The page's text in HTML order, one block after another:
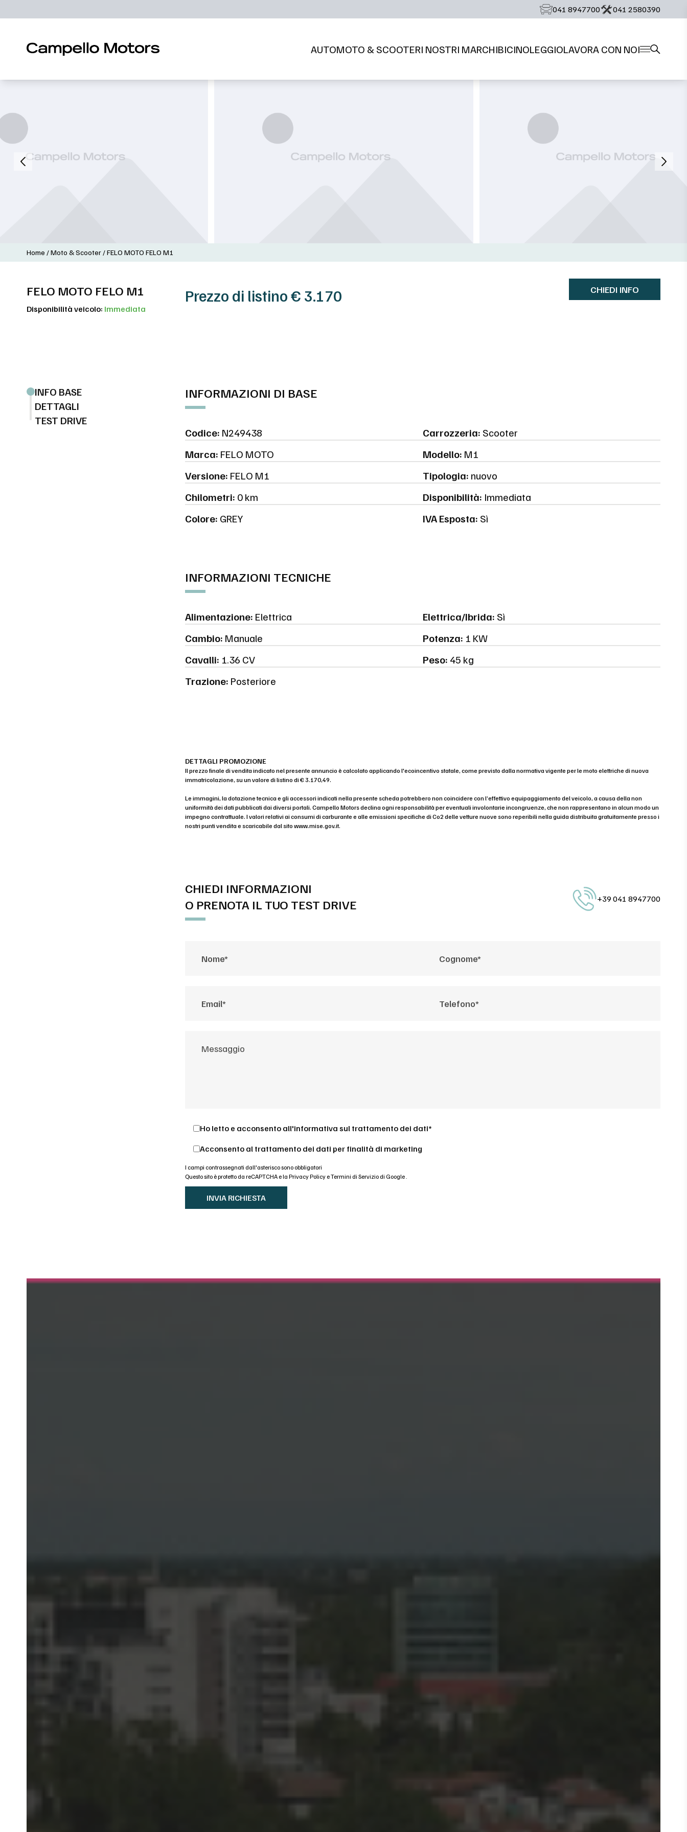
‭041 8947700‬ ‭041 2580390‬
AUTOMOTO & SCOOTERI NOSTRI MARCHIBICINOLEGGIOLAVORA CON NOI
Home /Moto & Scooter /FELO MOTO FELO M1
FELO MOTO FELO M1
Disponibilità veicolo: Immediata
Prezzo di listino € 3.170 CHIEDI INFO
INFO BASE
DETTAGLI
TEST DRIVE
INFORMAZIONI DI BASE
Codice: N249438 Carrozzeria: Scooter
Marca: FELO MOTO Modello: M1
Versione: FELO M1 Tipologia: nuovo
Chilometri: 0 km Disponibilità: Immediata
Colore: GREY IVA Esposta: Sì
INFORMAZIONI TECNICHE
Alimentazione: Elettrica Elettrica/Ibrida: Sì
Cambio: Manuale Potenza: 1 KW
Cavalli: 1.36 CV Peso: 45 kg
Trazione: Posteriore
DETTAGLI PROMOZIONE
Il prezzo finale di vendita indicato nel presente annuncio è calcolato applicando l'ecoincentivo statale, come previsto dalla normativa vigente per le moto elettriche di nuova
immatricolazione, su un valore di listino di € 3.170,49.
Le immagini, la dotazione tecnica e gli accessori indicati nella presente scheda potrebbero non coincidere con l’effettivo equipaggiamento del veicolo, a causa della non
uniformità dei dati pubblicati dai diversi portali. Campello Motors declina ogni responsabilità per eventuali involontarie incongruenze, che non rappresentano in alcun modo un
impegno contrattuale. I valori relativi ai consumi di carburante e alle emissioni specifiche di Co2 delle vetture nuove sono reperibili nella guida distribuita gratuitamente presso i
nostri punti vendita e scaricabile dal sito www.mise.gov.it.
CHIEDI INFORMAZIONI
O PRENOTA IL TUO TEST DRIVE
+39 041 8947700
Ho letto e acconsento all'informativa sul trattamento dei dati*
Acconsento al trattamento dei dati per finalità di marketing
I campi contrassegnati dall'asterisco sono obbligatori
Questo sito è protetto da reCAPTCHA e la Privacy Policy eTermini di Servizio di Google.